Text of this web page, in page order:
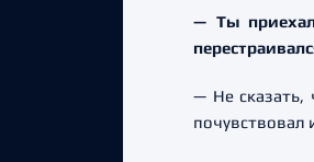
— Ты
— Не сказать,
почувствовал